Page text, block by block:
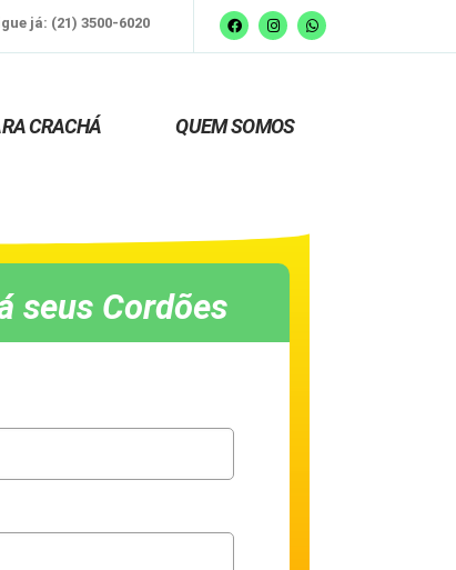
já: (21) 3500-6020
CRACHÁ QUEM SOMOS
seus Cordões